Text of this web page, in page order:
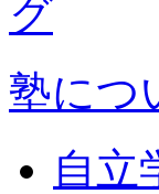
塾につ
自立